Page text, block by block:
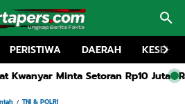
PERISTIWA DAERAH
Juta Rakor MKKS dan Pembukaan
TNI & POLRI